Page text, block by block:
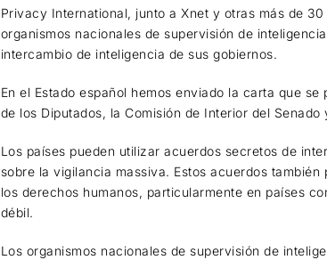
Privacy International, junto a Xnet y otras más de
organismos nacionales de supervisión de
intercambio de inteligencia de sus gobiernos.
En el Estado español hemos enviado la carta que
de los Diputados, la Comisión de Interior del Senado
Los países pueden utilizar acuerdos secretos de
sobre la vigilancia massiva. Estos acuerdos
los derechos humanos, particularmente en países
débil.
Los organismos nacionales de supervisión de